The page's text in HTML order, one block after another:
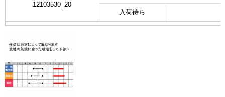
12103530_20
入荷待ち